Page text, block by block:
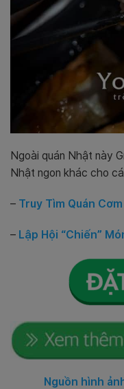
Ngoài quán Nhật này
Nhật ngon khác cho
– Truy Tìm Quán
– Lập Hội “Chiến”
Nguồn hình